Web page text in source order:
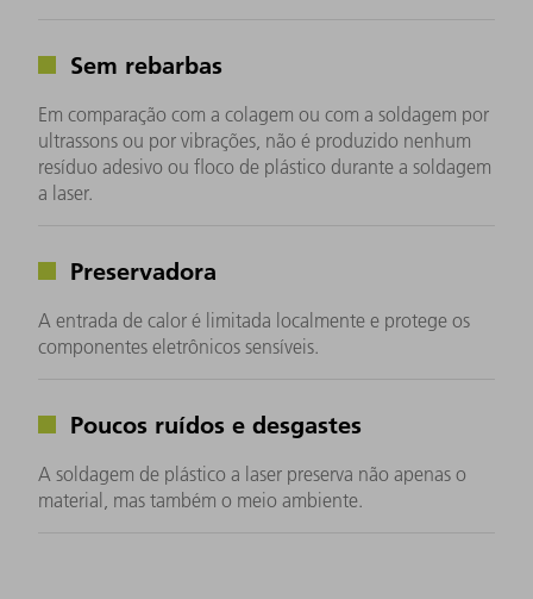
Sem rebarbas
Em comparação com a colagem ou com a soldagem por
ultrassons ou por vibrações, não é produzido nenhum
resíduo adesivo ou floco de plástico durante a soldagem
a laser.
Preservadora
A entrada de calor é limitada localmente e protege os
componentes eletrônicos sensíveis.
Poucos ruídos e desgastes
A soldagem de plástico a laser preserva não apenas o
material, mas também o meio ambiente.